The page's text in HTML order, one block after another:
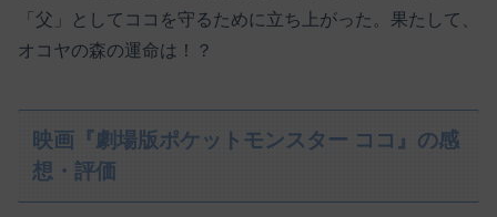
「父」としてココを守るために立ち上がった。果たして、
オコヤの森の運命は！？
映画『劇場版ポケットモンスター ココ』の感
想・評価